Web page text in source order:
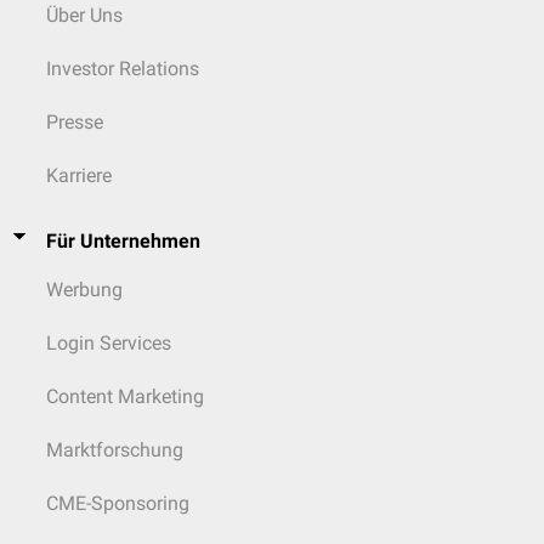
Über Uns
Investor Relations
Presse
Karriere
Für Unternehmen
Werbung
Login Services
Content Marketing
Marktforschung
CME-Sponsoring